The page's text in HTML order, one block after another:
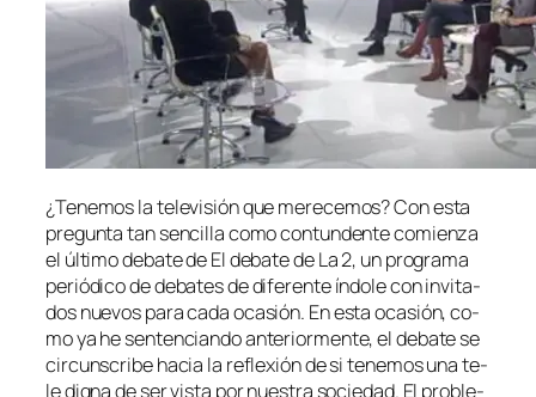
¿Tenemos la te­le­vi­sión que me­re­ce­mos? Con es­ta
pre­gun­ta tan sen­ci­lla co­mo con­tun­den­te co­mien­za
el úl­ti­mo de­ba­te de El de­ba­te de La 2, un pro­gra­ma
pe­rió­di­co de de­ba­tes de di­fe­ren­te ín­do­le con in­vi­ta­
dos nue­vos pa­ra ca­da oca­sión. En es­ta oca­sión, co­
mo ya he sen­ten­cian­do an­te­rior­men­te, el de­ba­te se
cir­cuns­cri­be ha­cia la re­fle­xión de si te­ne­mos una te­
le dig­na de ser vis­ta por nues­tra so­cie­dad. El pro­ble­